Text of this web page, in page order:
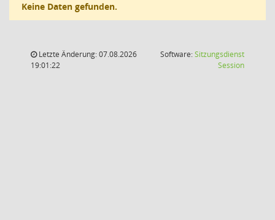
Keine Daten gefunden.
Letzte Änderung: 07.08.2026
19:01:22
Software:Sitzungsdienst
Session(Wird in